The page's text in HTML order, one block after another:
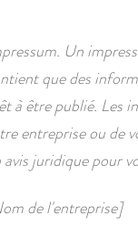
Un
que des
à être publié. Les
entreprise ou de
avis juridique pour
de l'entreprise]